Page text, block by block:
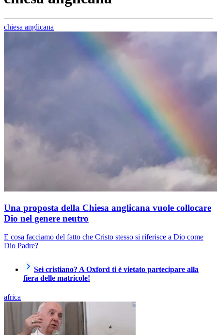
chiesa anglicana
Una proposta della Chiesa anglicana vuole collocare
Dio nel genere neutro
E cosa facciamo del fatto che Cristo stesso si riferisce a Dio come
Dio Padre?
Sei cristiano? A Oxford ti è vietato partecipare alla
fiera delle matricole!
africa